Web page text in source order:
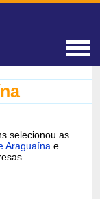
selecionou as
Araguaína e